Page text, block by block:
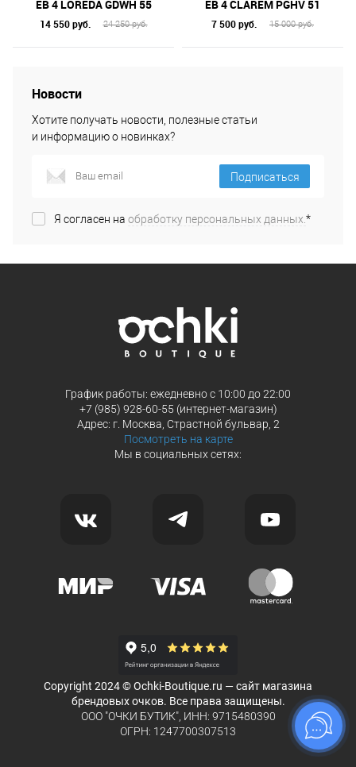
EB 4 LOREDA GDWH 55
14 550 руб. 24 250 руб.
EB 4 CLAREM PGHV 51
7 500 руб. 15 000 руб.
Новости
Хотите получать новости, полезные статьи
и информацию о новинках?
Подписаться
Я согласен на обработку персональных данных.*
График работы: ежедневно с 10:00 до 22:00
+7 (985) 928-60-55 (интернет-магазин)
Адрес: г. Москва, Страстной бульвар, 2
Посмотреть на карте
Мы в социальных сетях:
Copyright 2024 © Ochki-Boutique.ru — сайт магазина
брендовых очков. Все права защищены.
ООО "ОЧКИ БУТИК", ИНН: 9715480390
ОГРН: 1247700307513